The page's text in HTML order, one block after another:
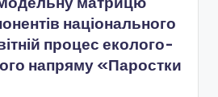
національного
процес еколого-
напряму «Паростки